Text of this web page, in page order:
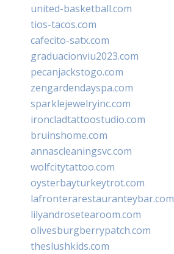
united-basketball.com
tios-tacos.com
cafecito-satx.com
graduacionviu2023.com
pecanjackstogo.com
zengardendayspa.com
sparklejewelryinc.com
ironcladtattoostudio.com
bruinshome.com
annascleaningsvc.com
wolfcitytattoo.com
oysterbayturkeytrot.com
lafronterarestauranteybar.com
lilyandrosetearoom.com
olivesburgberrypatch.com
theslushkids.com